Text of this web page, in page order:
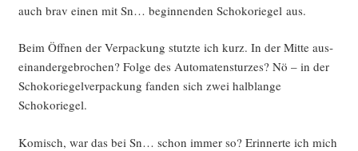
auch brav einen mit Sn… begin­nen­den Scho­ko­rie­gel aus.
Beim Öff­nen der Ver­pa­ckung stutz­te ich kurz. In der Mit­te aus­
ein­an­der­ge­bro­chen? Fol­ge des Auto­ma­ten­stur­zes? Nö – in der
Scho­ko­rie­gel­ver­pa­ckung fan­den sich zwei halb­lan­ge
Schokoriegel.
Komisch, war das bei Sn… schon immer so? Erin­ner­te ich mich